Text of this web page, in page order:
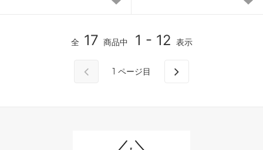
全 17 商品中 1 - 12 表示
1 ページ目